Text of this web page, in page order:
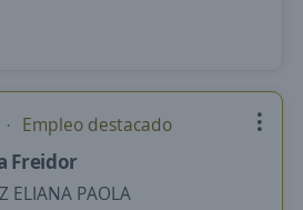
Empleo destacado
Freidor
ELIANA PAOLA